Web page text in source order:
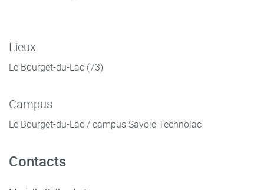
Lieux
Le Bourget-du-Lac (73)
Campus
Le Bourget-du-Lac / campus Savoie Technolac
Contacts